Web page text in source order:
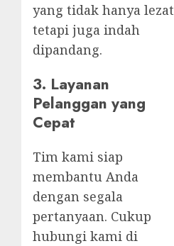
yang tidak hanya lezat
tetapi juga indah
dipandang.
3. Layanan
Pelanggan yang
Cepat
Tim kami siap
membantu Anda
dengan segala
pertanyaan. Cukup
hubungi kami di